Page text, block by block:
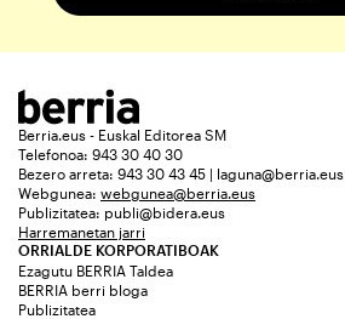
Berria.eus - Euskal Editorea SM
Telefonoa: 943 30 40 30
Bezero arreta: 943 30 43 45 | laguna@berria.eus
Webgunea: webgunea@berria.eus
Publizitatea: publi@bidera.eus
Harremanetan jarri
ORRIALDE KORPORATIBOAK
Ezagutu BERRIA Taldea
BERRIA berri bloga
Publizitatea